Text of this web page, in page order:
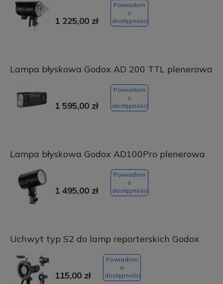
1 225,00 zł
Powiadom
o
dostępności
Lampa błyskowa Godox AD 200 TTL plenerowa
1 595,00 zł
Powiadom
o
dostępności
Lampa błyskowa Godox AD100Pro plenerowa
1 495,00 zł
Powiadom
o
dostępności
Uchwyt typ S2 do lamp reporterskich Godox
115,00 zł
Powiadom
o
dostępności